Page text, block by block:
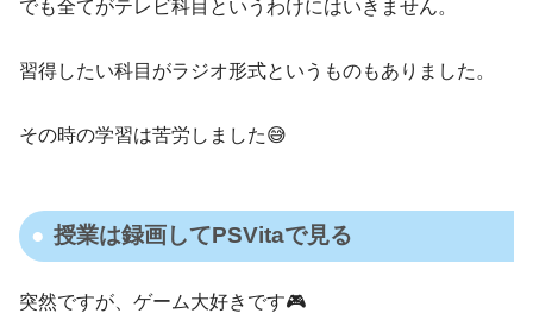
でも全てがテレビ科目というわけにはいきません。
習得したい科目がラジオ形式というものもありました。
その時の学習は苦労しました😅
授業は録画してPSVitaで見る
突然ですが、ゲーム大好きです🎮